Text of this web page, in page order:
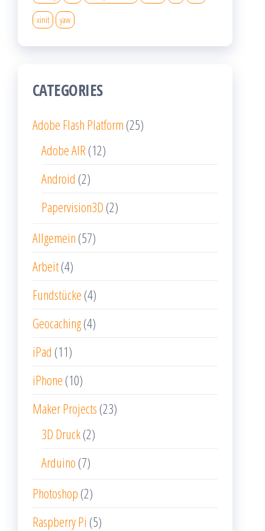
xinit yaw
CATEGORIES
Adobe Flash Platform (25)
Adobe AIR (12)
Android (2)
Papervision3D (2)
Allgemein (57)
Arbeit(4)
Fundstücke (4)
Geocaching(4)
iPad (11)
iPhone (10)
Maker Projects (23)
3D Druck(2)
Arduino (7)
Photoshop (2)
Raspberry Pi (5)